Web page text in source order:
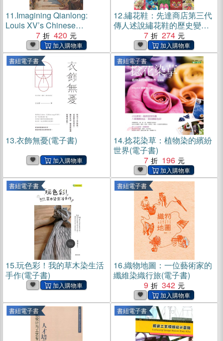
11.Imagining Qianlong:
Louis XV’s Chinese
Emperor Tapestries and
Battle Scene Prints at the
Imperial Court in Beijing(電
子書)
7 420
12.繡花鞋：先達商店第三代
傳人述說繡花鞋的歷史變遷
與半世紀老店的故事(電子書)
7 274
書紐電子書
13.衣飾無憂(電子書)
書紐電子書
14.捻花染草：植物染的繽紛
世界(電子書)
7
196
書紐電子書
15.玩色彩！我的草木染生活
手作(電子書)
書紐電子書
16.織物地圖：一位藝術家的
纖維染織行旅(電子書)
9
342
書紐電子書 書紐電子書